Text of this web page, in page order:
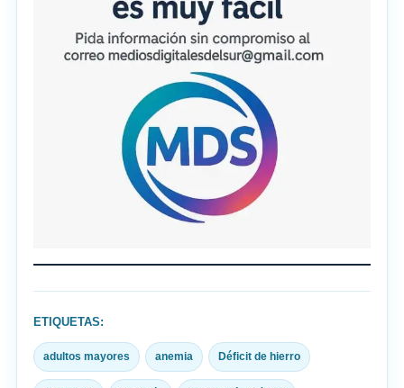
ETIQUETAS:
adultos mayores anemia Déficit de hierro